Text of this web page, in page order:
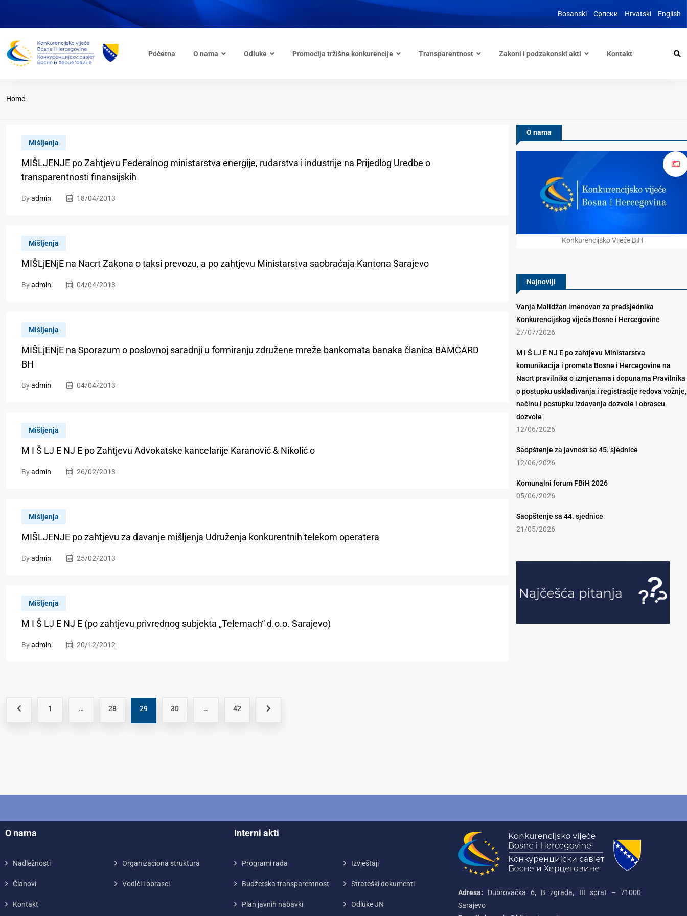
Bosanski Српски Hrvatski English
Početna O nama Odluke Promocija tržišne konkurencije Transparentnost Zakoni i podzakonski akti Kontakt
Home
Mišljenja
MIŠLJENJE po Zahtjevu Federalnog ministarstva energije, rudarstva i industrije na Prijedlog Uredbe o
transparentnosti finansijskih
Byadmin 18/04/2013
Mišljenja
MIŠLjENjE na Nacrt Zakona o taksi prevozu, a po zahtjevu Ministarstva saobraćaja Kantona Sarajevo
Byadmin 04/04/2013
Mišljenja
MIŠLjENjE na Sporazum o poslovnoj saradnji u formiranju združene mreže bankomata banaka članica BAMCARD
BH
Byadmin 04/04/2013
Mišljenja
M I Š LJ E NJ E po Zahtjevu Advokatske kancelarije Karanović & Nikolić o
Byadmin 26/02/2013
Mišljenja
MIŠLJENJE po zahtjevu za davanje mišljenja Udruženja konkurentnih telekom operatera
Byadmin 25/02/2013
Mišljenja
M I Š LJ E NJ E (po zahtjevu privrednog subjekta „Telemach“ d.o.o. Sarajevo)
Byadmin 20/12/2012
1 … 28 29 30 … 42
O nama
Konkurencijsko Vijeće BiH
Najnoviji
Vanja Malidžan imenovan za predsjednika
Konkurencijskog vijeća Bosne i Hercegovine
27/07/2026
M I Š LJ E NJ E po zahtjevu Ministarstva
komunikacija i prometa Bosne i Hercegovine na
Nacrt pravilnika o izmjenama i dopunama Pravilnika
o postupku usklađivanja i registracije redova vožnje,
načinu i postupku izdavanja dozvole i obrascu
dozvole
12/06/2026
Saopštenje za javnost sa 45. sjednice
12/06/2026
Komunalni forum FBiH 2026
05/06/2026
Saopštenje sa 44. sjednice
21/05/2026
O nama
Nadležnosti Organizaciona struktura
Članovi Vodiči i obrasci
Kontakt
Interni akti
Programi rada Izvještaji
Budžetska transparentnost Strateški dokumenti
Plan javnih nabavki Odluke JN
Adresa: Dubrovačka 6, B zgrada, III sprat – 71000‌
Sarajevo